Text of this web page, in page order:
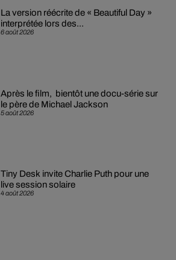
6 août 2026
La version réécrite de « Beautiful Day »
interprétée lors des...
5 août 2026
Après le film, bientôt une docu-série sur
le père de Michael Jackson
4 août 2026
Tiny Desk invite Charlie Puth pour une
live session solaire